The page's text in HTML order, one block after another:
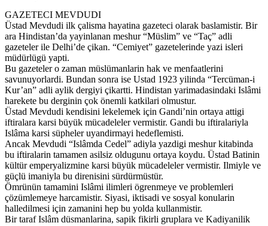
GAZETECI MEVDUDI
Üstad Mevdudi ilk çalisma hayatina gazeteci olarak baslamistir. Bir
ara Hindistan’da yayinlanan meshur “Müslim” ve “Taç” adli
gazeteler ile Delhi’de çikan. “Cemiyet” gazetelerinde yazi isleri
müdürlügü yapti.
Bu gazeteler o zaman müslümanlarin hak ve menfaatlerini
savunuyorlardi. Bundan sonra ise Ustad 1923 yilinda “Tercüman-i
Kur’an” adli aylik dergiyi çikartti. Hindistan yarimadasindaki Islâmi
harekete bu derginin çok önemli katkilari olmustur.
Üstad Mevdudi kendisini lekelemek için Gandi’nin ortaya attigi
iftiralara karsi büyük mücadeleler vermistir. Gandi bu iftiralariyla
Islâma karsi süpheler uyandirmayi hedeflemisti.
Ancak Mevdudi “Islâmda Cedel” adiyla yazdigi meshur kitabinda
bu iftiralarin tamamen asilsiz oldugunu ortaya koydu. Üstad Batinin
kültür emperyalizmine karsi büyük mücadeleler vermistir. Ilmiyle ve
güçlü imaniyla bu direnisini sürdürmüstür.
Ömrünün tamamini Islâmi ilimleri ögrenmeye ve problemleri
çözümlemeye harcamistir. Siyasi, iktisadi ve sosyal konularin
halledilmesi için zamanini hep bu yolda kullanmistir.
Bir taraf Islâm düsmanlarina, sapik fikirli gruplara ve Kadiyanilik